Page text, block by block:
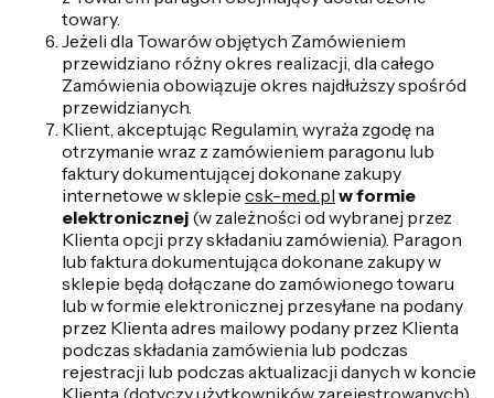
towary.
Jeżeli dla Towarów objętych Zamówieniem
przewidziano różny okres realizacji, dla całego
Zamówienia obowiązuje okres najdłuższy spośród
przewidzianych.
Klient, akceptując Regulamin, wyraża zgodę na
otrzymanie wraz z zamówieniem paragonu lub
faktury dokumentującej dokonane zakupy
internetowe w sklepie csk-med.pl w formie
elektronicznej (w zależności od wybranej przez
Klienta opcji przy składaniu zamówienia). Paragon
lub faktura dokumentująca dokonane zakupy w
sklepie będą dołączane do zamówionego towaru
lub w formie elektronicznej przesyłane na podany
przez Klienta adres mailowy podany przez Klienta
podczas składania zamówienia lub podczas
rejestracji lub podczas aktualizacji danych w koncie